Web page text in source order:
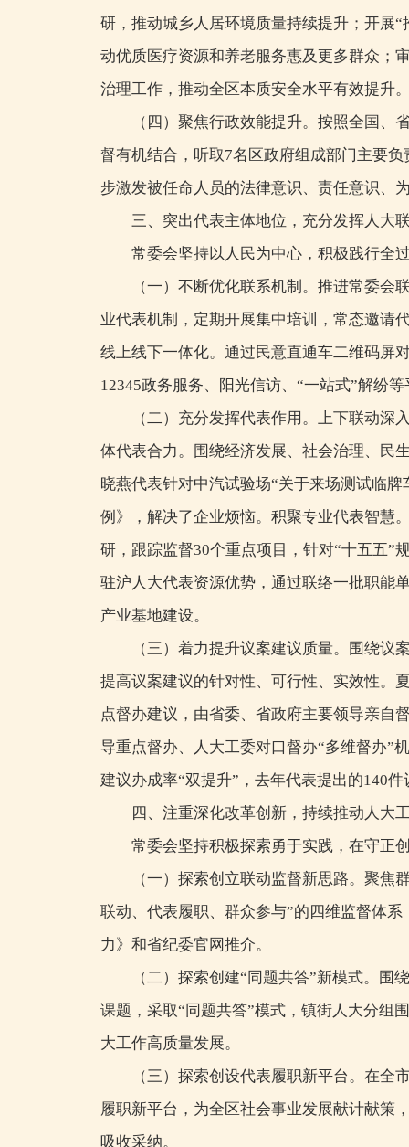
研，推动城乡人居环境质量持续提升；开展
动优质医疗资源和养老服务惠及更多群众；
治理工作，推动全区本质安全水平有效提升
（四）聚焦行政效能提升。按照全国
督有机结合，听取7名区政府组成部门主要
步激发被任命人员的法律意识、责任意识、
三、突出代表主体地位，充分发挥人大
常委会坚持以人民为中心，积极践行全
（一）不断优化联系机制。推进常委
业代表机制，定期开展集中培训，常态邀请
线上线下一体化。通过民意直通车二维码屏
12345政务服务、阳光信访、“一站式”解纷
（二）充分发挥代表作用。上下联动
体代表合力。围绕经济发展、社会治理、民
晓燕代表针对中汽试验场“关于来场测试临
例》，解决了企业烦恼。积聚专业代表智慧
研，跟踪监督30个重点项目，针对“十五五”
驻沪人大代表资源优势，通过联络一批职能
产业基地建设。
（三）着力提升议案建议质量。围绕
提高议案建议的针对性、可行性、实效性。
点督办建议，由省委、省政府主要领导亲自
导重点督办、人大工委对口督办“多维督办”
建议办成率“双提升”，去年代表提出的140
四、注重深化改革创新，持续推动人大
常委会坚持积极探索勇于实践，在守正
（一）探索创立联动监督新思路。聚
联动、代表履职、群众参与”的四维监督体
力》和省纪委官网推介。
（二）探索创建“同题共答”新模式。
课题，采取“同题共答”模式，镇街人大分组
大工作高质量发展。
（三）探索创设代表履职新平台。在
履职新平台，为全区社会事业发展献计献策
吸收采纳。